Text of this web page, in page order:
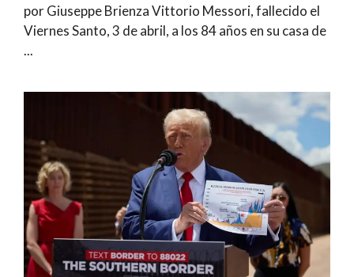
por Giuseppe Brienza Vittorio Messori, fallecido el
Viernes Santo, 3 de abril, a los 84 años en su casa de
...